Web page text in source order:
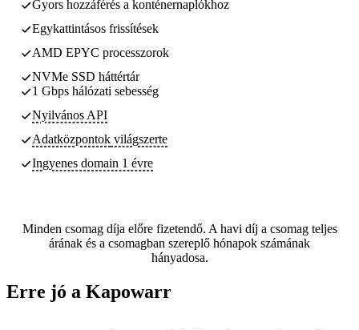
Gyors hozzáférés a konténernaplókhoz
Egykattintásos frissítések
AMD EPYC processzorok
NVMe SSD háttértár
1 Gbps hálózati sebesség
Nyilvános API
Adatközpontok világszerte
Ingyenes domain 1 évre
Minden csomag díja előre fizetendő. A havi díj a csomag teljes
árának és a csomagban szereplő hónapok számának
hányadosa.
Erre jó a Kapowarr